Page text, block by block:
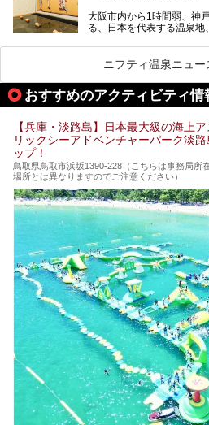
大阪市内から1時間弱、神
る、日本を代表する温泉地
有名な「金泉」と「銀泉
める、ある意味「最強」
今回は自慢のお湯をメイ
ニフティ温泉ニュー
おすすめのアクティビティ情
【兵庫・淡路島】日本最大級の海上
リックシーアドベンチャーパーク淡
ップ！
鳥取県鳥取市浜坂1390‐228（こちらは事務局所
場所とは異なりますのでご注意ください）